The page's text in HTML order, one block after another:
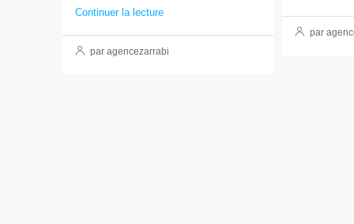
Continuer la lecture
par agencezarrabi
par